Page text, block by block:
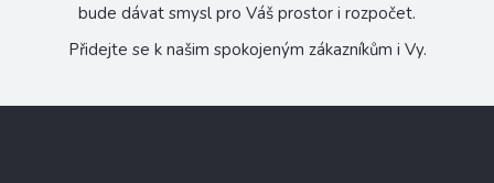
bude dávat smysl pro Váš prostor i rozpočet.
Přidejte se k našim spokojeným zákazníkům i Vy.